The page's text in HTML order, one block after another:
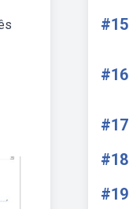
#15
#16
#17
#18
#19